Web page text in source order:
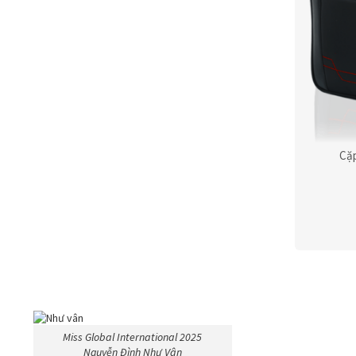
Miss Global International 2025
Nguyễn Đình Như Vân